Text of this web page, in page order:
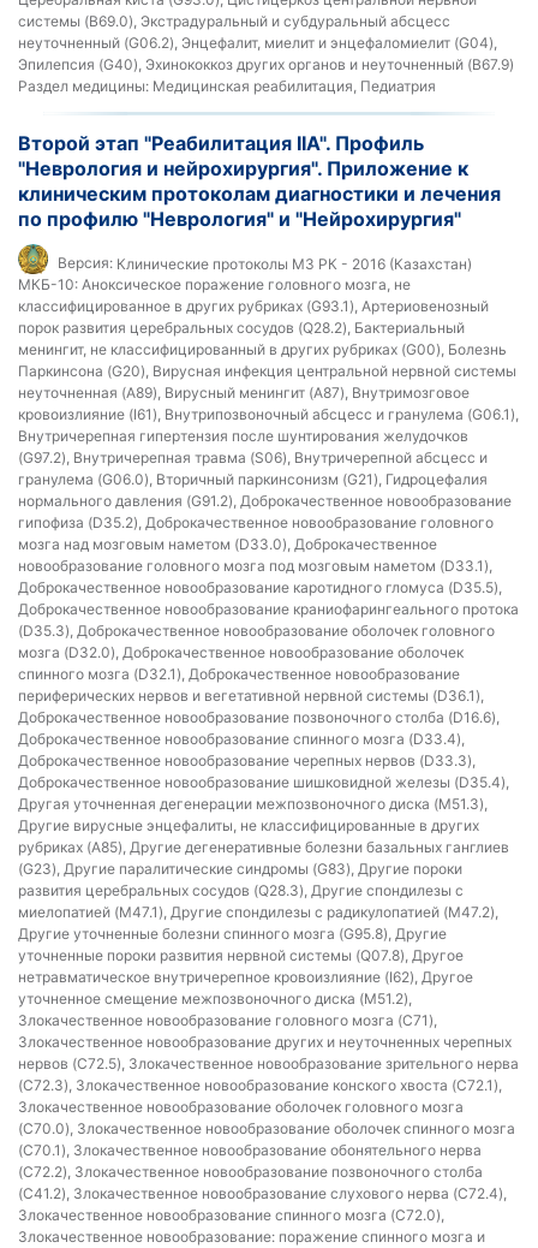
системы (B69.0), Экстрадуральный и субдуральный абсцесс
неуточненный (G06.2), Энцефалит, миелит и энцефаломиелит (G04),
Эпилепсия (G40), Эхинококкоз других органов и неуточненный (B67.9)
Раздел медицины: Медицинская реабилитация, Педиатрия
Второй этап "Реабилитация IIА". Профиль
"Неврология и нейрохирургия". Приложение к
клиническим протоколам диагностики и лечения
по профилю "Неврология" и "Нейрохирургия"
Версия: Клинические протоколы МЗ РК - 2016 (Казахстан)
МКБ-10: Аноксическое поражение головного мозга, не
классифицированное в других рубриках (G93.1), Артериовенозный
порок развития церебральных сосудов (Q28.2), Бактериальный
менингит, не классифицированный в других рубриках (G00), Болезнь
Паркинсона (G20), Вирусная инфекция центральной нервной системы
неуточненная (A89), Вирусный менингит (A87), Внутримозговое
кровоизлияние (I61), Внутрипозвоночный абсцесс и гранулема (G06.1),
Внутричерепная гипертензия после шунтирования желудочков
(G97.2), Внутричерепная травма (S06), Внутричерепной абсцесс и
гранулема (G06.0), Вторичный паркинсонизм (G21), Гидроцефалия
нормального давления (G91.2), Доброкачественное новообразование
гипофиза (D35.2), Доброкачественное новообразование головного
мозга над мозговым наметом (D33.0), Доброкачественное
новообразование головного мозга под мозговым наметом (D33.1),
Доброкачественное новообразование каротидного гломуса (D35.5),
Доброкачественное новообразование краниофарингеального протока
(D35.3), Доброкачественное новообразование оболочек головного
мозга (D32.0), Доброкачественное новообразование оболочек
спинного мозга (D32.1), Доброкачественное новообразование
периферических нервов и вегетативной нервной системы (D36.1),
Доброкачественное новообразование позвоночного столба (D16.6),
Доброкачественное новообразование спинного мозга (D33.4),
Доброкачественное новообразование черепных нервов (D33.3),
Доброкачественное новообразование шишковидной железы (D35.4),
Другая уточненная дегенерации межпозвоночного диска (M51.3),
Другие вирусные энцефалиты, не классифицированные в других
рубриках (A85), Другие дегенеративные болезни базальных ганглиев
(G23), Другие паралитические синдромы (G83), Другие пороки
развития церебральных сосудов (Q28.3), Другие спондилезы с
миелопатией (M47.1), Другие спондилезы с радикулопатией (M47.2),
Другие уточненные болезни спинного мозга (G95.8), Другие
уточненные пороки развития нервной системы (Q07.8), Другое
нетравматическое внутричерепное кровоизлияние (I62), Другое
уточненное смещение межпозвоночного диска (M51.2),
Злокачественное новообразование головного мозга (C71),
Злокачественное новообразование других и неуточненных черепных
нервов (C72.5), Злокачественное новообразование зрительного нерва
(C72.3), Злокачественное новообразование конского хвоста (C72.1),
Злокачественное новообразование оболочек головного мозга
(C70.0), Злокачественное новообразование оболочек спинного мозга
(C70.1), Злокачественное новообразование обонятельного нерва
(C72.2), Злокачественное новообразование позвоночного столба
(C41.2), Злокачественное новообразование слухового нерва (C72.4),
Злокачественное новообразование спинного мозга (C72.0),
Злокачественное новообразование: поражение спинного мозга и